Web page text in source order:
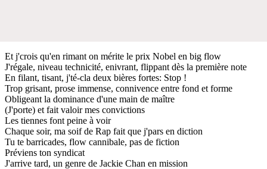
Et j'crois qu'en rimant on mérite le prix Nobel en big flow
J'régale, niveau technicité, enivrant, flippant dès la première note
En filant, tisant, j'té-cla deux bières fortes: Stop !
Trop grisant, prose immense, connivence entre fond et forme
Obligeant la dominance d'une main de maître
(J'porte) et fait valoir mes convictions
Les tiennes font peine à voir
Chaque soir, ma soif de Rap fait que j'pars en diction
Tu te barricades, flow cannibale, pas de fiction
Préviens ton syndicat
J'arrive tard, un genre de Jackie Chan en mission